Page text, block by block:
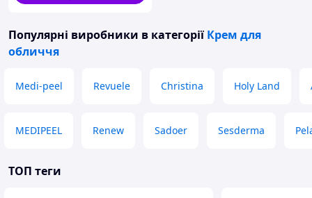
Популярні виробники в категорії Крем для
обличчя
Medi-peel Revuele Christina Holy Land
MEDIPEEL Renew Sadoer Sesderma
ТОП теги